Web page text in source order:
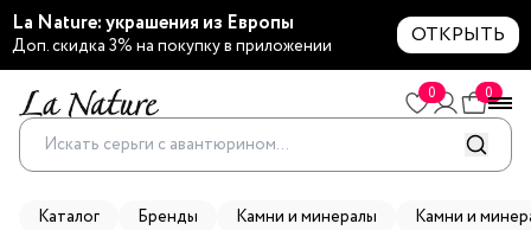
La Nature: украшения из Европы
Доп. скидка 3% на покупку в приложении ОТКРЫТЬ
0 0
Каталог Бренды Камни и минералы Камни и